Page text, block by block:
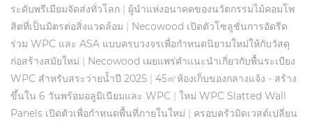
ระดับพรีเมียมจัดส่งทั่วโลก | ผู้นำแห่งอนาคตของนวัตกรรมไม้คอมโพ
สิตที่เป็นมิตรต่อสิ่งแวดล้อม | Necowood เปิดตัวโซลูชั่นการอัดรีด
ร่วม WPC และ ASA แบบครบวงจรเพื่อกำหนดนิยามใหม่ให้กับวัสดุ
ก่อสร้างสมัยใหม่ | Necowood เผยแพร่คำแนะนำเกี่ยวกับพื้นระเบียง
WPC สำหรับสระว่ายน้ำปี 2025 | 45㎡ห้องเก็บของกลางแจ้ง - สร้าง
ขึ้นใน 6 วันพร้อมอลูมิเนียมและ WPC | ใหม่ WPC Slatted Wall
Panels เปิดตัวเพื่อกำหนดพื้นที่ภายในใหม่ | ครอบครัวมิดเวสต์เปลี่ยน